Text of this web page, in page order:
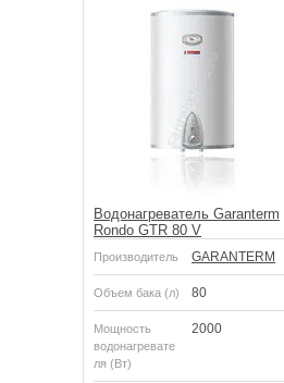
Водонагреватель Garanterm
Rondo GTR 80 V
Производитель GARANTERM
Объем бака (л) 80
Мощность
водонагревате
ля (Вт)
2000